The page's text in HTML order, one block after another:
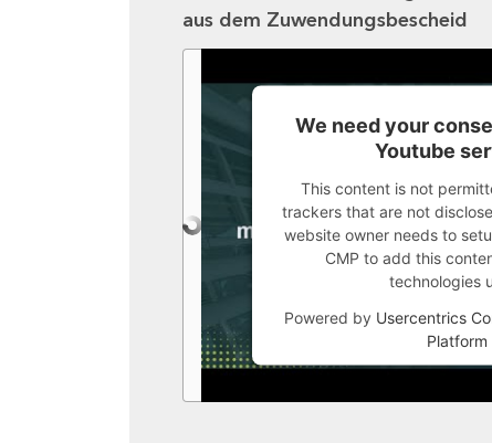
aus dem Zuwendungsbescheid
We need your
Youtube
This content is not
trackers that are not
website owner needs to
CMP to add this
technologies
Powered by Usercentrics
Platform